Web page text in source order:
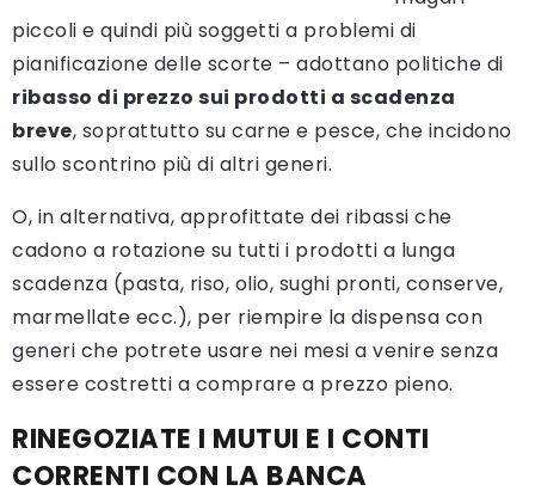
piccoli e quindi più soggetti a problemi di
pianificazione delle scorte – adottano politiche di
ribasso di prezzo sui prodotti a scadenza
breve, soprattutto su carne e pesce, che incidono
sullo scontrino più di altri generi.
O, in alternativa, approfittate dei ribassi che
cadono a rotazione su tutti i prodotti a lunga
scadenza (pasta, riso, olio, sughi pronti, conserve,
marmellate ecc.), per riempire la dispensa con
generi che potrete usare nei mesi a venire senza
essere costretti a comprare a prezzo pieno.
RINEGOZIATE I MUTUI E I CONTI
CORRENTI CON LA BANCA